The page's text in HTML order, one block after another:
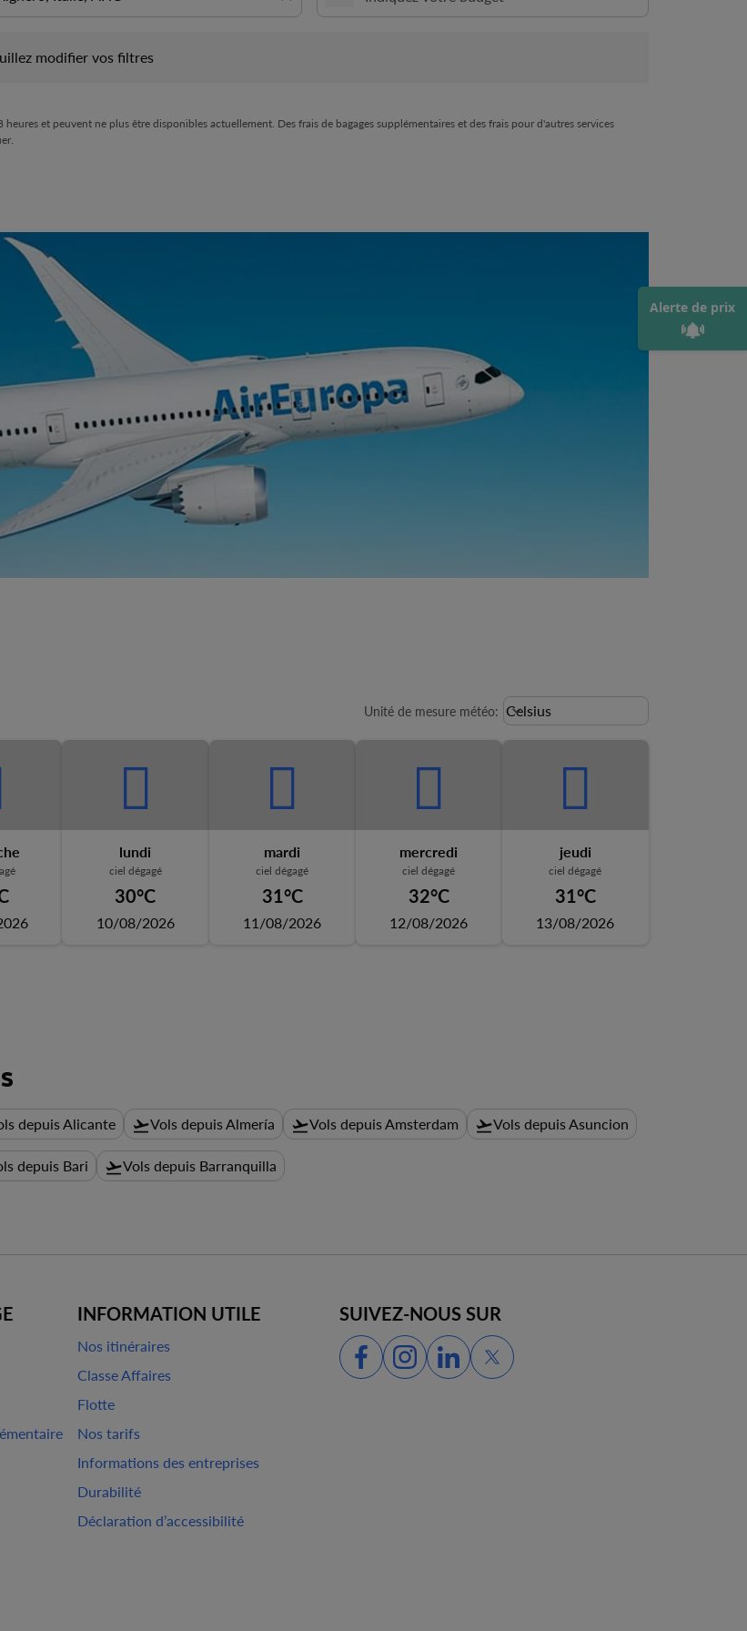
modifier vos filtres
et peuvent ne plus être disponibles actuellement. Des frais de bagages supplémentaires et des frais pour d'autres services
Unité de mesure météo: Weather unit option Celsius
Celsius
keyboard_arrow_down
lundi
ciel dégagé
30°C
10/08/2026
mardi
ciel dégagé
31°C
11/08/2026
mercredi
ciel dégagé
32°C
12/08/2026
jeudi
ciel dégagé
31°C
13/08/2026
depuis Alicante flight_takeoffVols depuis Almería flight_takeoffVols depuis Amsterdam flight_takeoffVols depuis Asuncion
depuis Bari flight_takeoffVols depuis Barranquilla
INFORMATION UTILE
Nos itinéraires
Classe Affaires
Flotte
Nos tarifs
Informations des entreprises
Durabilité
Déclaration d’accessibilité
SUIVEZ-NOUS SUR
Alerte de prix